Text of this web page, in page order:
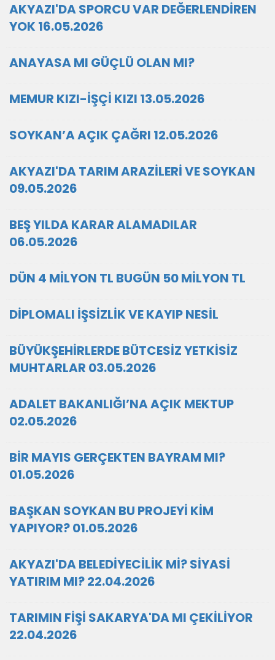
AKYAZI'DA SPORCU VAR DEĞERLENDİREN
YOK 16.05.2026
ANAYASA MI GÜÇLÜ OLAN MI?
MEMUR KIZI-İŞÇİ KIZI 13.05.2026
SOYKAN’A AÇIK ÇAĞRI 12.05.2026
AKYAZI'DA TARIM ARAZİLERİ VE SOYKAN
09.05.2026
BEŞ YILDA KARAR ALAMADILAR
06.05.2026
DÜN 4 MİLYON TL BUGÜN 50 MİLYON TL
DİPLOMALI İŞSİZLİK VE KAYIP NESİL
BÜYÜKŞEHİRLERDE BÜTCESİZ YETKİSİZ
MUHTARLAR 03.05.2026
ADALET BAKANLIĞI’NA AÇIK MEKTUP
02.05.2026
BİR MAYIS GERÇEKTEN BAYRAM MI?
01.05.2026
BAŞKAN SOYKAN BU PROJEYİ KİM
YAPIYOR? 01.05.2026
AKYAZI'DA BELEDİYECİLİK Mİ? SİYASİ
YATIRIM MI? 22.04.2026
TARIMIN FİŞİ SAKARYA'DA MI ÇEKİLİYOR
22.04.2026